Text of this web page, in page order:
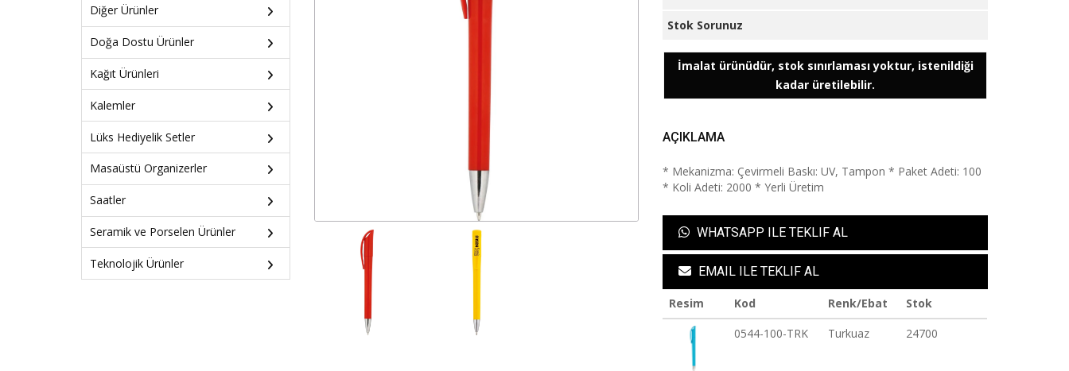
Diğer Ürünler
Doğa Dostu Ürünler
Kağıt Ürünleri
Kalemler
Lüks Hediyelik Setler
Masaüstü Organizerler
Saatler
Seramik ve Porselen Ürünler
Teknolojik Ürünler
Stok Sorunuz
İmalat ürünüdür, stok sınırlaması yoktur, istenildiği
kadar üretilebilir.
AÇIKLAMA
* Mekanizma: Çevirmeli Baskı: UV, Tampon * Paket Adeti: 100
* Koli Adeti: 2000 * Yerli Üretim
WHATSAPP ILE TEKLIF AL
EMAIL ILE TEKLIF AL
Resim Kod Renk/Ebat
Stok
0544-100-TRK
Turkuaz 24700